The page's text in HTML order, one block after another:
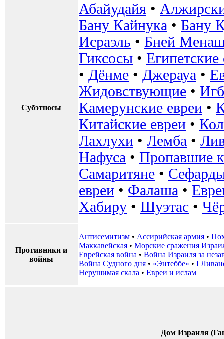
Субэтносы
Абайудайя •
Бану Кайнука • Бану
Исраэль • Бней
Гиксосы • Египетские
• Дёнме • Джерауа •
Жидовствующие •
Камерунские евреи •
Китайские евреи •
Лахлухи • Лемба •
Нафуса • Пропавшие
Самаритяне •
евреи • Фалаша •
Хабиру • Шуэтас •
Противники и
войны
Антисемитизм • Ассирийская армия •
Маккавейская • Морские сражения
Еврейская война • Война Израиля за
Война Судного дня • «Энтеббе» • I
Нерушимая скала • Евреи и ислам
Дом Израиля